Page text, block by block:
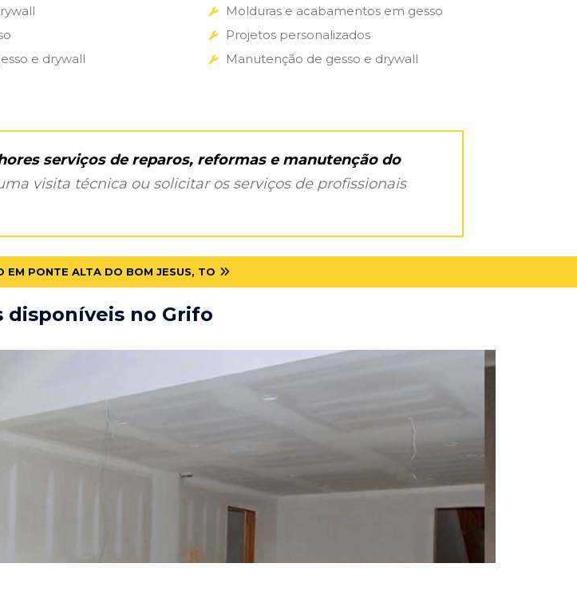
e drywall
Molduras e acabamentos em gesso
Projetos personalizados
Manutenção de gesso e drywall
serviços de reparos, reformas e manutenção do
visita técnica ou solicitar os serviços de profissionais
EM PONTE ALTA DO BOM JESUS, TO
disponíveis no Grifo